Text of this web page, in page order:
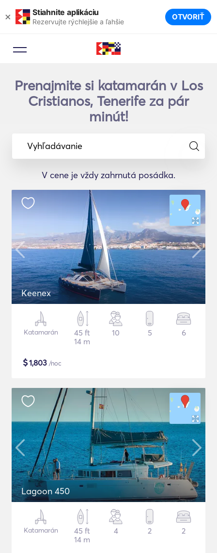
× Stiahnite aplikáciu
Rezervujte rýchlejšie a ľahšie OTVORIŤ
Prenajmite si katamarán v Los
Cristianos, Tenerife za pár
minút!
Vyhľadávanie
V cene je vždy zahrnutá posádka.
Keenex
Katamarán
45 ft
14 m
10 5 6
$1,803 /noc
Lagoon 450
Katamarán
45 ft
14 m
4 2 2